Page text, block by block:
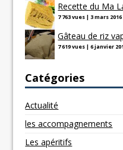
Recette du Ma
7 763 vues |3 mars 2016
Gâteau de riz
7 619 vues |6 janvier
Catégories
Actualité
les accompagnements
Les apéritifs